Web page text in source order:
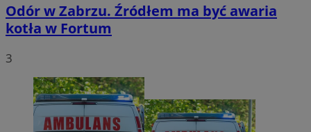
Odór w Zabrzu. Źródłem ma być awaria
kotła w Fortum
3